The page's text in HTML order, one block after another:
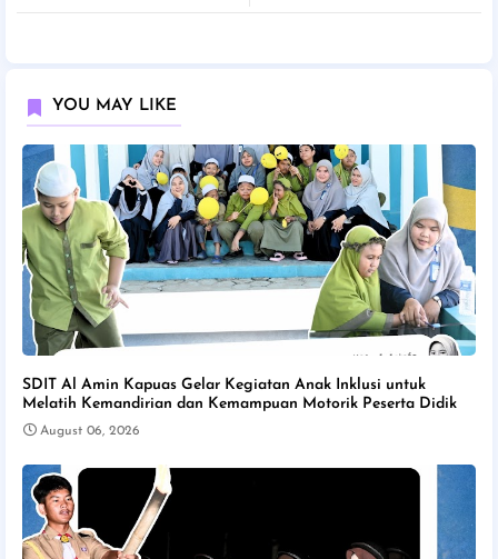
YOU MAY LIKE
SDIT Al Amin Kapuas Gelar Kegiatan Anak Inklusi untuk
Melatih Kemandirian dan Kemampuan Motorik Peserta Didik
August 06, 2026